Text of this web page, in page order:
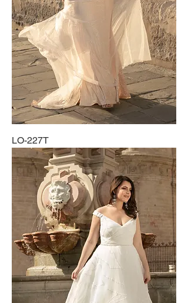
LO-227T